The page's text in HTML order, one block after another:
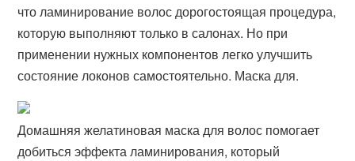
что ламинирование волос дорогостоящая процедура,
которую выполняют только в салонах. Но при
применении нужных компонентов легко улучшить
состояние локонов самостоятельно. Маска для.
Домашняя желатиновая маска для волос помогает
добиться эффекта ламинирования, который